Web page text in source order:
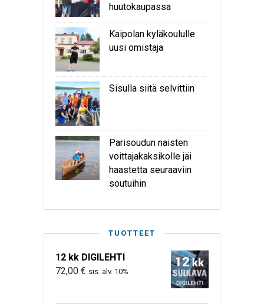
huutokaupassa
Kaipolan kyläkoululle
uusi omistaja
Sisulla siitä selvittiin
Parisoudun naisten
voittajakaksikolle jäi
haastetta seuraaviin
soutuihin
TUOTTEET
12 kk DIGILEHTI
72,00 € sis. alv. 10%